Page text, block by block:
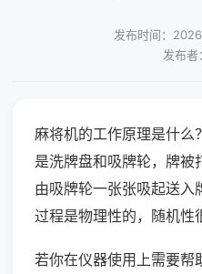
发布时间：
发布者
麻将机的工作原理是什么
是洗牌盘和吸牌轮，牌被
由吸牌轮一张张吸起送入
过程是物理性的，随机性
若你在仪器使用上需要帮